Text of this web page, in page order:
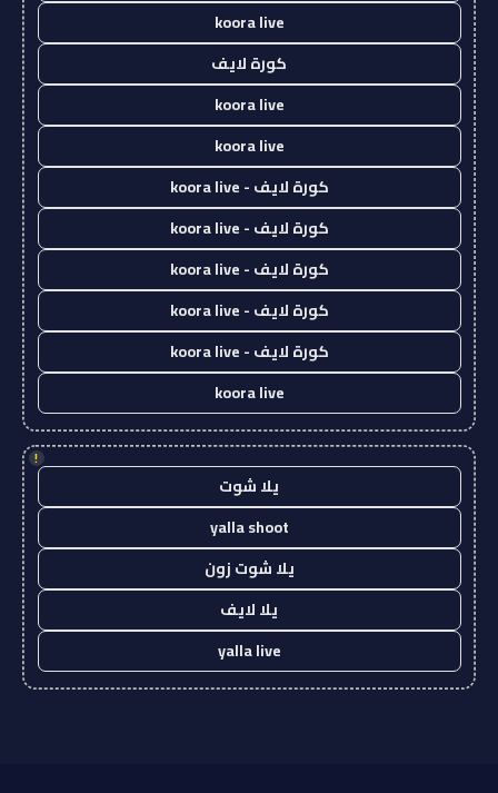
koora live
كورة لايف
koora live
koora live
كورة لايف - koora live
كورة لايف - koora live
كورة لايف - koora live
كورة لايف - koora live
كورة لايف - koora live
koora live
!
يلا شوت
yalla shoot
يلا شوت زون
يلا لايف
yalla live